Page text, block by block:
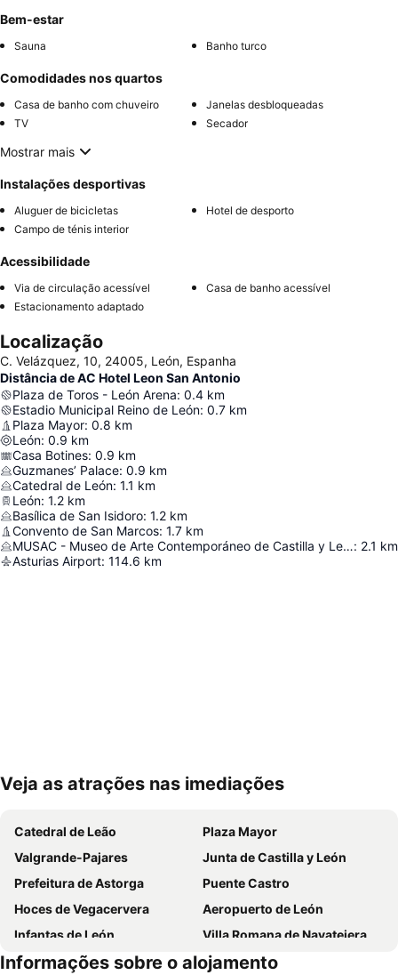
Bem-estar
Sauna Banho turco
Comodidades nos quartos
Casa de banho com chuveiro
Janelas desbloqueadas
TV
Secador
Mostrar mais
Instalações desportivas
Aluguer de bicicletas
Hotel de desporto
Campo de ténis interior
Acessibilidade
Via de circulação acessível
Casa de banho acessível
Estacionamento adaptado
Localização
C. Velázquez, 10, 24005, León, Espanha
Distância de AC Hotel Leon San Antonio
Plaza de Toros - León Arena: 0.4 km
Estadio Municipal Reino de León: 0.7 km
Plaza Mayor: 0.8 km
León: 0.9 km
Casa Botines: 0.9 km
Guzmanes’ Palace: 0.9 km
Catedral de León: 1.1 km
León: 1.2 km
Basílica de San Isidoro: 1.2 km
Convento de San Marcos: 1.7 km
MUSAC - Museo de Arte Contemporáneo de Castilla y León: 2.1 km
Asturias Airport: 114.6 km
Ampliar mapa
Veja as atrações nas imediações
Catedral de Leão
Plaza Mayor
Valgrande-Pajares
Junta de Castilla y León
Prefeitura de Astorga
Puente Castro
Hoces de Vegacervera
Aeropuerto de León
Infantas de León
Villa Romana de Navatejera
Supernova Indie Weekend
San Esteban
Informações sobre o alojamento